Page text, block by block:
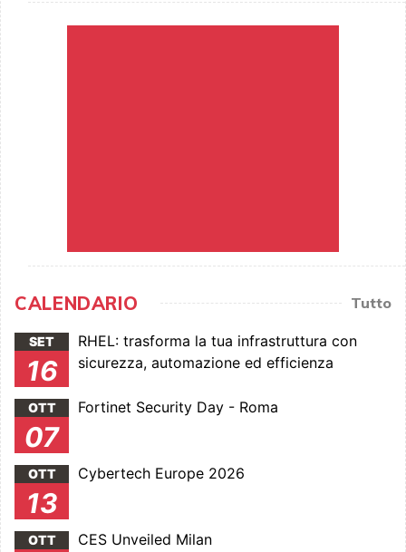
CALENDARIO Tutto
SET
16
RHEL: trasforma la tua infrastruttura con
sicurezza, automazione ed efficienza
OTT
07
Fortinet Security Day - Roma
OTT
13
Cybertech Europe 2026
OTT CES Unveiled Milan